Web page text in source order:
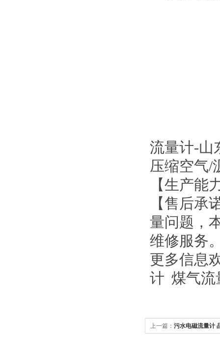
流量计-山
压缩空气/
【生产能
【售后承
量问题，
维修服务
更多信息
计 煤气流
上一篇： 污水电磁流量计